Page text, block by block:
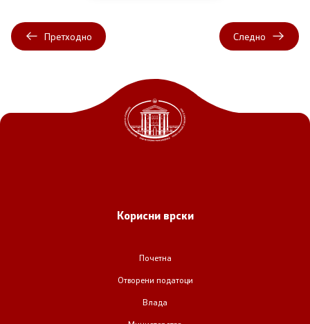
Претходно Следно
Корисни врски
Почетна
Отворени податоци
Влада